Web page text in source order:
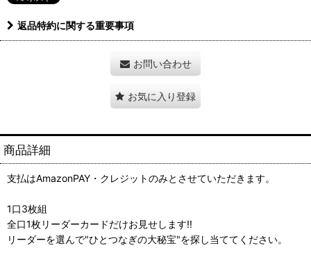
返品特約に関する重要事項
お問い合わせ
お気に入り登録
商品詳細
支払はAmazonPAY・クレジットのみとさせていただきます。
1口3枚組
全口1枚リーダーカードだけお見せします!!
リーダーを選んで"ひとつなぎの大秘宝"を探し当ててください。